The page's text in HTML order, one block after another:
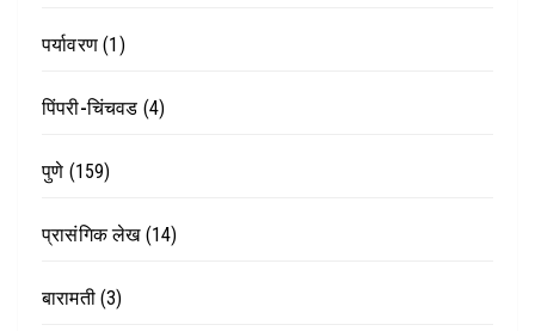
पर्यावरण (1)
पिंपरी-चिंचवड (4)
पुणे (159)
प्रासंगिक लेख(14)
बारामती(3)